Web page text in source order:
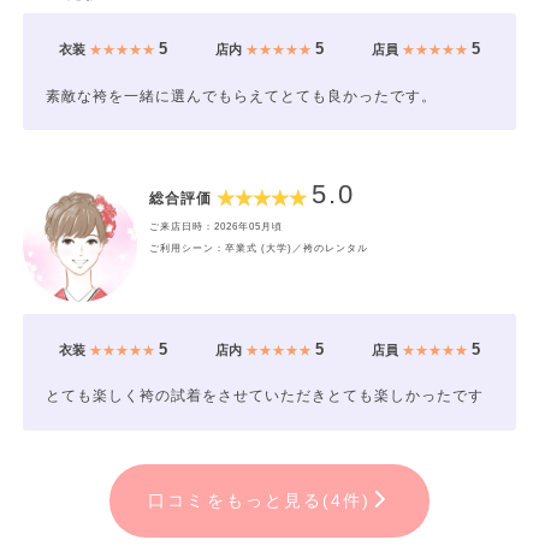
衣装★★★★★ 5 店内★★★★★ 5 店員 ★★★★★5
素敵な袴を一緒に選んでもらえてとても良かったです。
総合評価 5.0
ご来店日時：2026年05月頃
ご利用シーン：卒業式 (大学)／袴のレンタル
衣装★★★★★ 5 店内★★★★★ 5 店員 ★★★★★5
とても楽しく袴の試着をさせていただきとても楽しかったです
口コミをもっと見る(4件)